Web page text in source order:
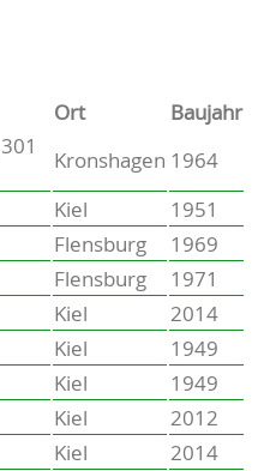
entsprechenden Seite
Ort
Baujahr
Kronshagen 1964
Kiel
1951
Flensburg
1969
Flensburg
1971
Kiel
2014
Kiel
1949
Kiel
1949
Kiel
2012
Kiel
2014